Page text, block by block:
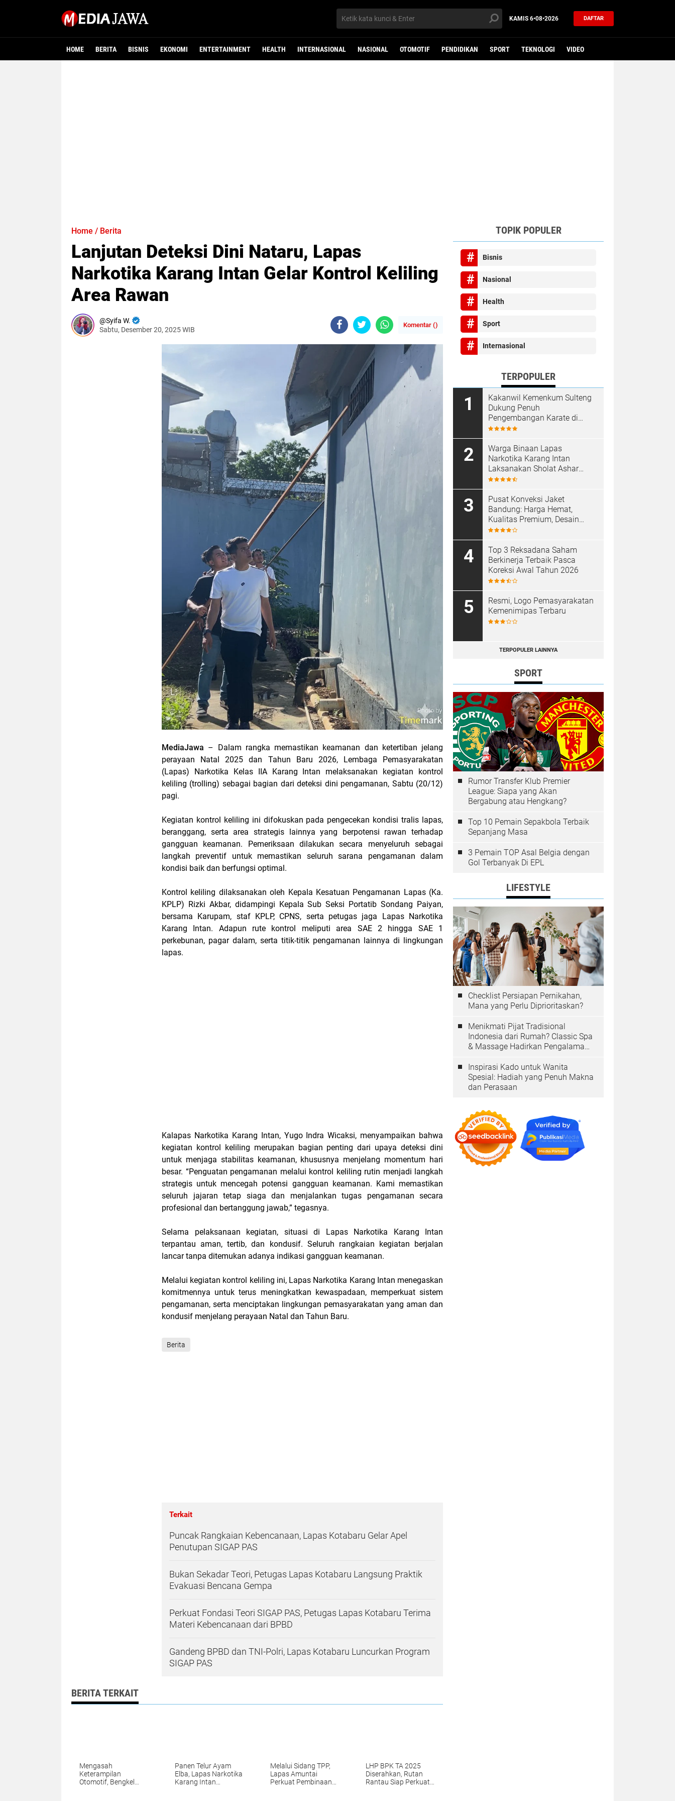
KAMIS 6•08•2026 DAFTAR
HOME BERITA BISNIS EKONOMI ENTERTAINMENT HEALTH INTERNASIONAL NASIONAL OTOMOTIF PENDIDIKAN SPORT TEKNOLOGI VIDEO
Home / Berita
Lanjutan Deteksi Dini Nataru, Lapas
Narkotika Karang Intan Gelar Kontrol Keliling
Area Rawan
Syifa W.
Sabtu, Desember 20, 2025 WIB
Komentar ()
MediaJawa – Dalam rangka memastikan keamanan dan ketertiban jelang
perayaan Natal 2025 dan Tahun Baru 2026, Lembaga Pemasyarakatan
(Lapas) Narkotika Kelas IIA Karang Intan melaksanakan kegiatan kontrol
keliling (trolling) sebagai bagian dari deteksi dini pengamanan, Sabtu (20/12)
pagi.
Kegiatan kontrol keliling ini difokuskan pada pengecekan kondisi tralis lapas,
beranggang, serta area strategis lainnya yang berpotensi rawan terhadap
gangguan keamanan. Pemeriksaan dilakukan secara menyeluruh sebagai
langkah preventif untuk memastikan seluruh sarana pengamanan dalam
kondisi baik dan berfungsi optimal.
Kontrol keliling dilaksanakan oleh Kepala Kesatuan Pengamanan Lapas (Ka.
KPLP) Rizki Akbar, didampingi Kepala Sub Seksi Portatib Sondang Paiyan,
bersama Karupam, staf KPLP, CPNS, serta petugas jaga Lapas Narkotika
Karang Intan. Adapun rute kontrol meliputi area SAE 2 hingga SAE 1
perkebunan, pagar dalam, serta titik-titik pengamanan lainnya di lingkungan
lapas.
Kalapas Narkotika Karang Intan, Yugo Indra Wicaksi, menyampaikan bahwa
kegiatan kontrol keliling merupakan bagian penting dari upaya deteksi dini
untuk menjaga stabilitas keamanan, khususnya menjelang momentum hari
besar. “Penguatan pengamanan melalui kontrol keliling rutin menjadi langkah
strategis untuk mencegah potensi gangguan keamanan. Kami memastikan
seluruh jajaran tetap siaga dan menjalankan tugas pengamanan secara
profesional dan bertanggung jawab,” tegasnya.
Selama pelaksanaan kegiatan, situasi di Lapas Narkotika Karang Intan
terpantau aman, tertib, dan kondusif. Seluruh rangkaian kegiatan berjalan
lancar tanpa ditemukan adanya indikasi gangguan keamanan.
Melalui kegiatan kontrol keliling ini, Lapas Narkotika Karang Intan menegaskan
komitmennya untuk terus meningkatkan kewaspadaan, memperkuat sistem
pengamanan, serta menciptakan lingkungan pemasyarakatan yang aman dan
kondusif menjelang perayaan Natal dan Tahun Baru.
Berita
Terkait
Puncak Rangkaian Kebencanaan, Lapas Kotabaru Gelar Apel
Penutupan SIGAP PAS
Bukan Sekadar Teori, Petugas Lapas Kotabaru Langsung Praktik
Evakuasi Bencana Gempa
Perkuat Fondasi Teori SIGAP PAS, Petugas Lapas Kotabaru Terima
Materi Kebencanaan dari BPBD
Gandeng BPBD dan TNI-Polri, Lapas Kotabaru Luncurkan Program
SIGAP PAS
BERITA TERKAIT
Mengasah
Keterampilan
Otomotif, Bengkel
Panen Telur Ayam
Elba, Lapas Narkotika
Karang Intan
Melalui Sidang TPP,
Lapas Amuntai
Perkuat Pembinaan
LHP BPK TA 2025
Diserahkan, Rutan
Rantau Siap Perkuat
TOPIK POPULER
Bisnis
Nasional
Health
Sport
Internasional
TERPOPULER
Kakanwil Kemenkum Sulteng
Dukung Penuh
Pengembangan Karate di
Bumi Seribu Megalith
Warga Binaan Lapas
Narkotika Karang Intan
Laksanakan Sholat Ashar
Berjamaah di Masjid At-
Pusat Konveksi Jaket
Bandung: Harga Hemat,
Kualitas Premium, Desain
Custom
Top 3 Reksadana Saham
Berkinerja Terbaik Pasca
Koreksi Awal Tahun 2026
Resmi, Logo Pemasyarakatan
Kemenimipas Terbaru
TERPOPULER LAINNYA
SPORT
Rumor Transfer Klub Premier
League: Siapa yang Akan
Bergabung atau Hengkang?
Top 10 Pemain Sepakbola Terbaik
Sepanjang Masa
3 Pemain TOP Asal Belgia dengan
Gol Terbanyak Di EPL
LIFESTYLE
Checklist Persiapan Pernikahan,
Mana yang Perlu Diprioritaskan?
Menikmati Pijat Tradisional
Indonesia dari Rumah? Classic Spa
& Massage Hadirkan Pengalaman
Inspirasi Kado untuk Wanita
Spesial: Hadiah yang Penuh Makna
dan Perasaan